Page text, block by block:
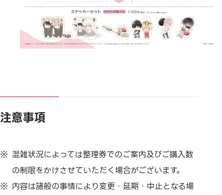
注意事項
混雑状況によっては整理券でのご案内及びご購入数
の制限をかけさせていただく場合がございます。
内容は諸般の事情により変更・延期・中止となる場